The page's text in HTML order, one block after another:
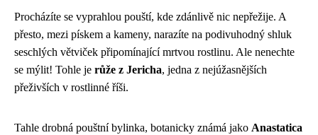
Procházíte se vyprahlou pouští, kde zdánlivě nic nepřežije. A
přesto, mezi pískem a kameny, narazíte na podivuhodný shluk
seschlých větviček připomínající mrtvou rostlinu. Ale nenechte
se mýlit! Tohle je růže z Jericha, jedna z nejúžasnějších
přeživších v rostlinné říši.
Tahle drobná pouštní bylinka, botanicky známá jako Anastatica